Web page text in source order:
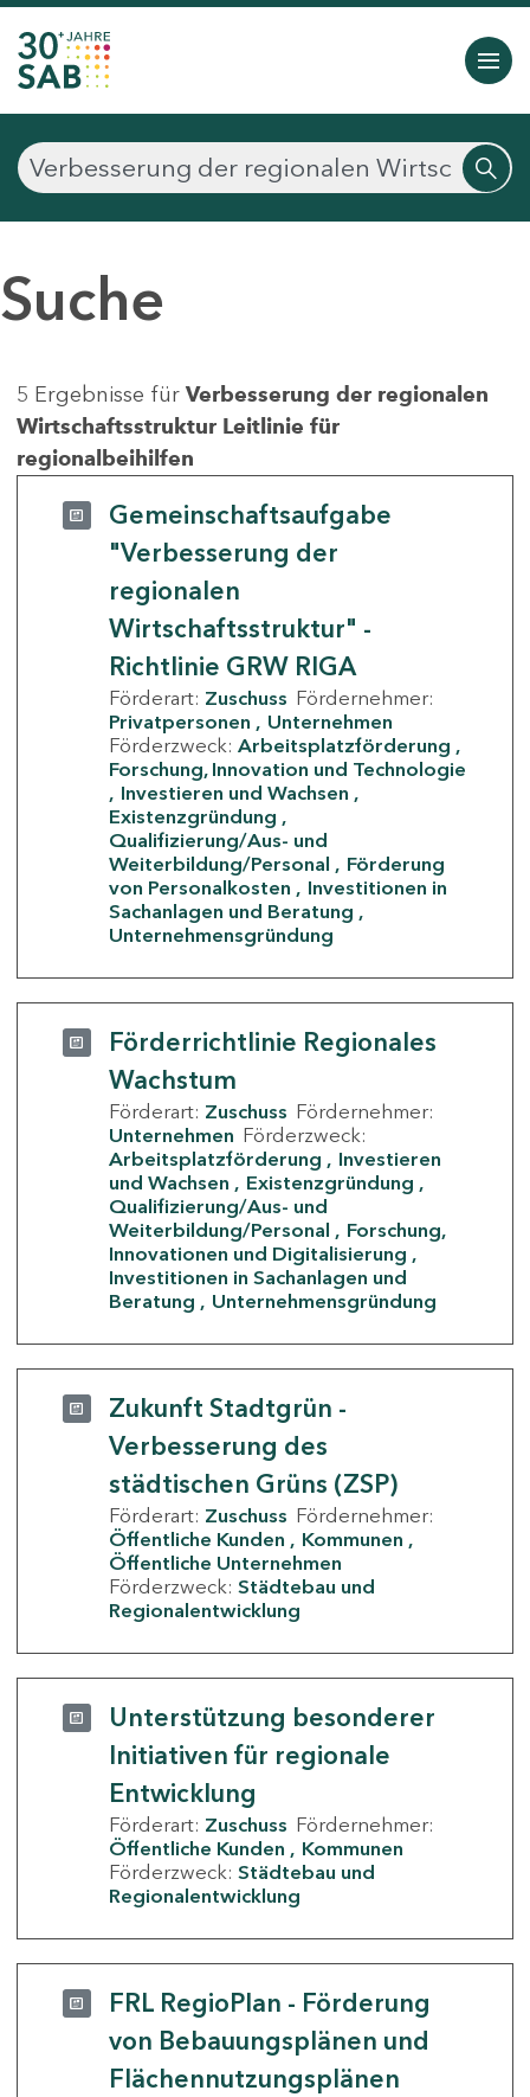
Suche
5 Ergebnisse für Verbesserung der regionalen
Wirtschaftsstruktur Leitlinie für
regionalbeihilfen
Gemeinschaftsaufgabe
"Verbesserung der
regionalen
Wirtschaftsstruktur" -
Richtlinie GRW RIGA
Förderart: Zuschuss Fördernehmer:
Privatpersonen
Unternehmen
Förderzweck: Arbeitsplatzförderung
Forschung, Innovation und Technologie
Investieren und Wachsen
Existenzgründung
Qualifizierung/Aus- und
Weiterbildung/Personal
Förderung
von Personalkosten
Investitionen in
Sachanlagen und Beratung
Unternehmensgründung
Förderrichtlinie Regionales
Wachstum
Förderart: Zuschuss Fördernehmer:
Unternehmen Förderzweck:
Arbeitsplatzförderung
Investieren
und Wachsen
Existenzgründung
Qualifizierung/Aus- und
Weiterbildung/Personal
Forschung,
Innovationen und Digitalisierung
Investitionen in Sachanlagen und
Beratung
Unternehmensgründung
Zukunft Stadtgrün -
Verbesserung des
städtischen Grüns (ZSP)
Förderart: Zuschuss Fördernehmer:
Öffentliche Kunden
Kommunen
Öffentliche Unternehmen
Förderzweck: Städtebau und
Regionalentwicklung
Unterstützung besonderer
Initiativen für regionale
Entwicklung
Förderart: Zuschuss Fördernehmer:
Öffentliche Kunden
Kommunen
Förderzweck: Städtebau und
Regionalentwicklung
FRL RegioPlan - Förderung
von Bebauungsplänen und
Flächennutzungsplänen